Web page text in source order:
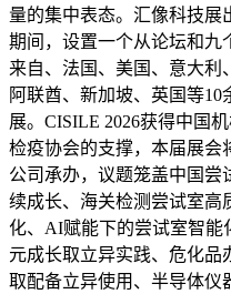
量的集中表态。汇像科技展
期间，设置一个从论坛和九
来自、法国、美国、意大利
阿联酋、新加坡、英国等
展。CISILE 2026获得中国
检疫协会的支撑，本届展会
公司承办，议题笼盖中国尝
续成长、海关检测尝试室高
化、AI赋能下的尝试室智能
元成长取立异实践、危化品
取配备立异使用、半导体仪